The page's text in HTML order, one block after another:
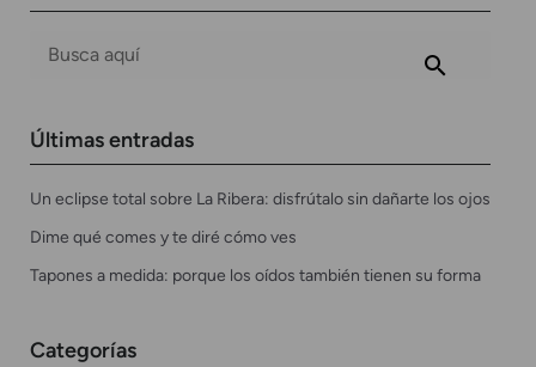
Últimas entradas
Un eclipse total sobre La Ribera: disfrútalo sin dañarte los ojos
Dime qué comes y te diré cómo ves
Tapones a medida: porque los oídos también tienen su forma
Categorías